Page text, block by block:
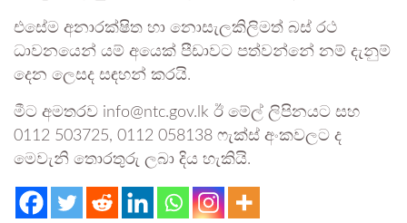
එසේම අනාරක්ෂිත හා නොසැලකිලිමත් බස් රථ
ධාවනයෙන් යම් අයෙක් පීඩාවට පත්වන්නේ නම් දැනුම්
දෙන ලෙසද සඳහන් කරයි.
මීට අමතරව info@ntc.gov.lk ඊ මේල් ලිපිනයට සහ
0112 503725, 0112 058138 ෆැක්ස් අංකවලට ද
මෙවැනි තොරතුරු ලබා දිය හැකියි.